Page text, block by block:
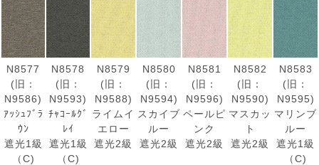
N8577
(旧：
N9586)
ｱｯｼｭﾌﾞﾗ
ｳﾝ
遮光1級
（C)
N8578
(旧：
N9593)
ﾁｬｺｰﾙｸﾞ
ﾚｲ
遮光1級
（C)
N8579
(旧：
N9588)
ライムイ
エロー
遮光2級
N8580
(旧：
N9594)
スカイブ
ルー
遮光2級
N8581
(旧：
N9596)
ペールピ
ンク
遮光2級
N8582
(旧：
N9590)
マスカッ
ト
遮光2級
N8583
(旧：
N9595)
マリンブ
ルー
遮光1級
（C)